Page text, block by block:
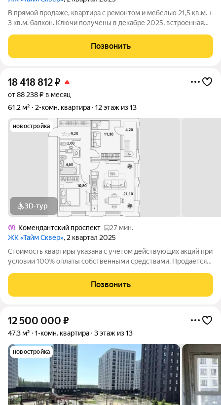
В прямой продаже, квартира с ремонтом и мебелью 21,5 кв.м. +
3 кв.м. балкон. Ключи получены в декабре 2025, встроенная
электрочайник, система
Позвонить
18 418 812₽
от 88 238 ₽ в месяц
61,2 м²
2-комн. квартира 12 этаж из 13
новостройка
3D-тур
Комендантский проспект
27 мин.
ЖК «Тайм Сквер», 2 квартал 2025
Стоимость квартиры указана с учетом действующих акций при
условии 100% оплаты собственными средствами. Продаётся
«РСТИ» (Росстройинвест). Квартира находится в 13 этажном
доме, в Корпус К9 - Тайм
Позвонить
12 500 000 ₽
47,3 м² 1-комн. квартира 3 этаж из 13
новостройка